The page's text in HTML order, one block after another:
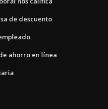
de descuento
ahorro en línea